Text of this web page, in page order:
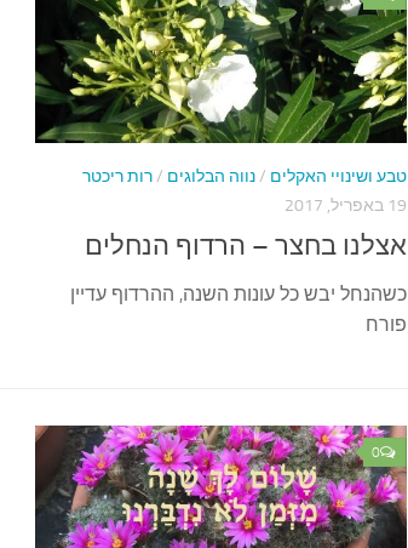
טבע ושינויי האקלים /נווה הבלוגים /רות ריכטר
19 באפריל, 2017
אצלנו בחצר – הרדוף הנחלים
כשהנחל יבש כל עונות השנה, ההרדוף עדיין
פורח
0